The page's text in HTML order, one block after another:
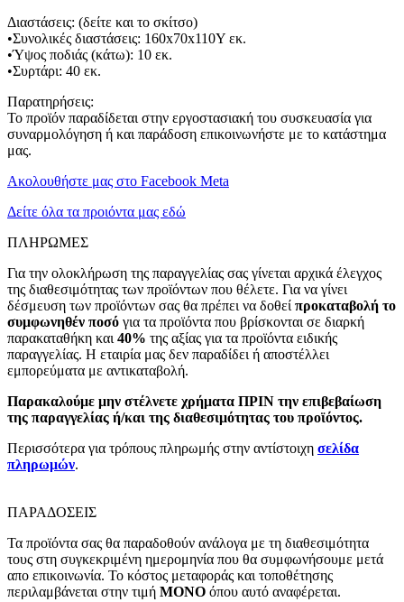
Διαστάσεις: (δείτε και το σκίτσο)
•Συνολικές διαστάσεις: 160x70x110Υ εκ.
•Ύψος ποδιάς (κάτω): 10 εκ.
•Συρτάρι: 40 εκ.
Παρατηρήσεις:
Το προϊόν παραδίδεται στην εργοστασιακή του συσκευασία για
συναρμολόγηση ή και παράδοση επικοινωνήστε με το κατάστημα
μας.
Ακολουθήστε μας στο Facebook Meta
Δείτε όλα τα προιόντα μας εδώ
ΠΛΗΡΩΜΕΣ
Για την ολοκλήρωση της παραγγελίας σας γίνεται αρχικά έλεγχος
της διαθεσιμότητας των προϊόντων που θέλετε. Για να γίνει
δέσμευση των προϊόντων σας θα πρέπει να δοθεί προκαταβολή το
συμφωνηθέν ποσό για τα προϊόντα που βρίσκονται σε διαρκή
παρακαταθήκη και 40% της αξίας για τα προϊόντα ειδικής
παραγγελίας. Η εταιρία μας δεν παραδίδει ή αποστέλλει
εμπορεύματα με αντικαταβολή.
Παρακαλούμε μην στέλνετε χρήματα ΠΡΙΝ την επιβεβαίωση
της παραγγελίας ή/και της διαθεσιμότητας του προϊόντος.
Περισσότερα για τρόπους πληρωμής στην αντίστοιχη σελίδα
πληρωμών.
ΠΑΡΑΔΟΣΕΙΣ
Τα προϊόντα σας θα παραδοθούν ανάλογα με τη διαθεσιμότητα
τους στη συγκεκριμένη ημερομηνία που θα συμφωνήσουμε μετά
απο επικοινωνία. Το κόστος μεταφοράς και τοποθέτησης
περιλαμβάνεται στην τιμή MONO όπου αυτό αναφέρεται.